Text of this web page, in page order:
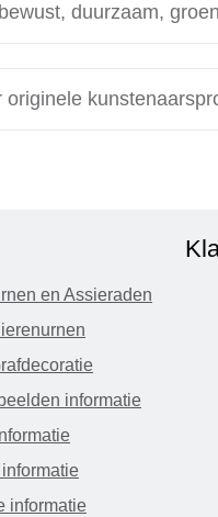
duurzaam,
originele
en Assieraden
informatie
informatie